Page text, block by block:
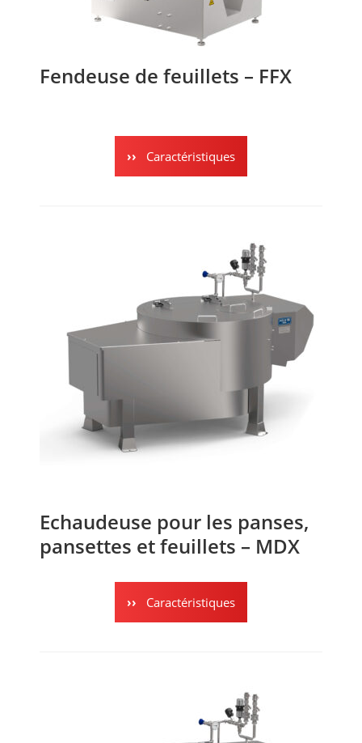
Fendeuse de feuillets – FFX
Caractéristiques
Echaudeuse pour les panses,
pansettes et feuillets – MDX
Caractéristiques